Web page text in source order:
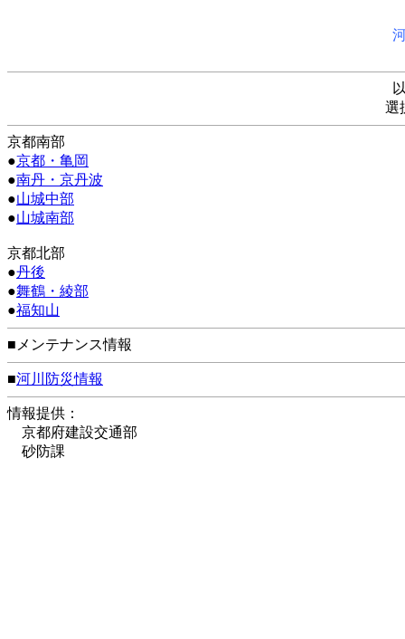
選
京都南部
●京都・亀岡
●南丹・京丹波
●山城中部
●山城南部
京都北部
●丹後
●舞鶴・綾部
●福知山
■メンテナンス情報
■河川防災情報
情報提供：
京都府建設交通部
砂防課